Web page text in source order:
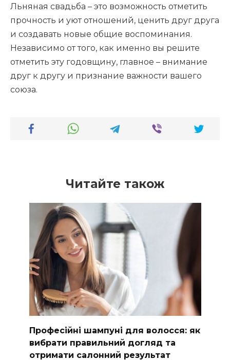
Льняная свадьба – это возможность отметить
прочность и уют отношений, ценить друг друга
и создавать новые общие воспоминания.
Независимо от того, как именно вы решите
отметить эту годовщину, главное – внимание
друг к другу и признание важности вашего
союза.
Читайте також
Професійні шампуні для волосся: як
вибрати правильний догляд та
отримати салонний результат